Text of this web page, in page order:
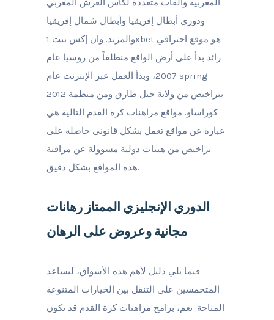
المغربية وألقاب متعددة لكأس العرش المغربي
ودوري أبطال إفريقيا وأبطال شمال إفريقيا
والمزيد. وان إكس بيت 1xbet هو موقع احترافي
رائد بدأ على أرض الواقع منطلقاً من روسيا عام
2007، وبدأ العمل عبر الإنترنت عام spring
2012 بتراخيص من ولاية جبل طارق ومن منظمة
كوراساو. مواقع مراهنات كرة القدم التالية هي
عبارة عن مواقع تعمل بشكل قانوني حاصلة على
تراخيص من هيئات دولية مسؤولة عن مراقبة
هذه المواقع بشكل دقيق.
الدوري الإنجليزي الممتاز رهانات
مجانية وعروض على الرهان
فيما يلي دليل لأهم هذه الأسواق، ليساعد
المتحمسين على التنقل بين الخيارات المتنوعة
المتاحة. نعم، برامج مراهنات كرة القدم قد تكون